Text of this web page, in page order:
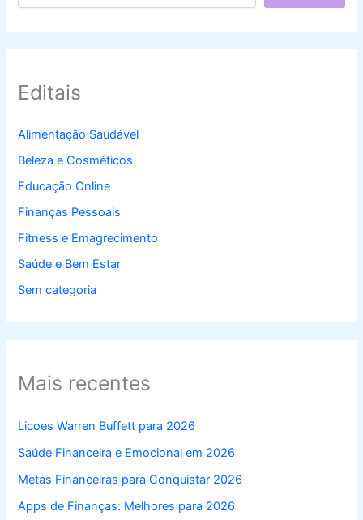
Editais
Alimentação Saudável
Beleza e Cosméticos
Educação Online
Finanças Pessoais
Fitness e Emagrecimento
Saúde e Bem Estar
Sem categoria
Mais recentes
Licoes Warren Buffett para 2026
Saúde Financeira e Emocional em 2026
Metas Financeiras para Conquistar 2026
Apps de Finanças: Melhores para 2026